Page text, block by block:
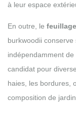
à leur espace
En outre, le
burkwoodii
indépendamment
candidat pour
haies, les bordures,
composition de jardin.